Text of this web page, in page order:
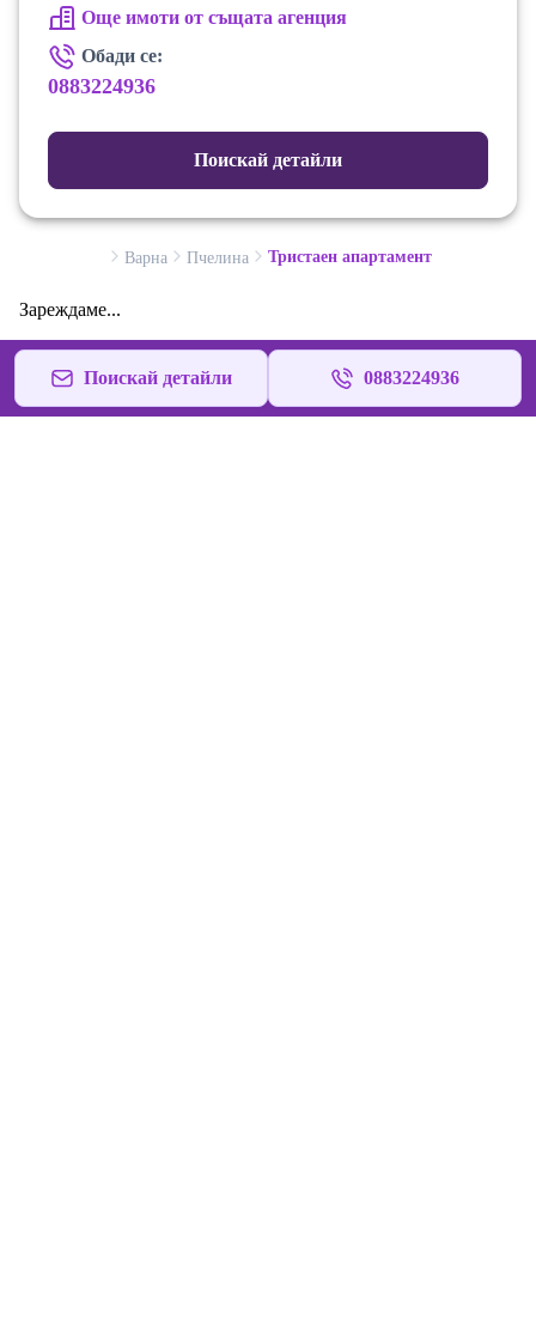
Още имоти от същата агенция
Обади се:
0883224936
Поискай детайли
Варна Пчелина Тристаен апартамент
Зареждаме...
Поискай детайли 0883224936